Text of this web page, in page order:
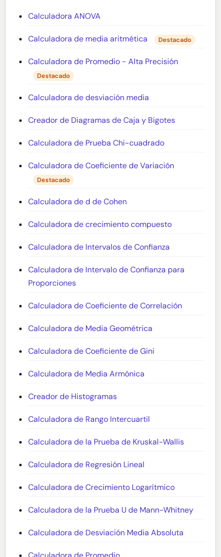
Calculadora ANOVA
Calculadora de media aritmética Destacado
Calculadora de Promedio - Alta Precisión
Destacado
Calculadora de desviación media
Creador de Diagramas de Caja y Bigotes
Calculadora de Prueba Chi-cuadrado
Calculadora de Coeficiente de Variación
Destacado
Calculadora de d de Cohen
Calculadora de crecimiento compuesto
Calculadora de Intervalos de Confianza
Calculadora de Intervalo de Confianza para
Proporciones
Calculadora de Coeficiente de Correlación
Calculadora de Media Geométrica
Calculadora de Coeficiente de Gini
Calculadora de Media Armónica
Creador de Histogramas
Calculadora de Rango Intercuartil
Calculadora de la Prueba de Kruskal-Wallis
Calculadora de Regresión Lineal
Calculadora de Crecimiento Logarítmico
Calculadora de la Prueba U de Mann-Whitney
Calculadora de Desviación Media Absoluta